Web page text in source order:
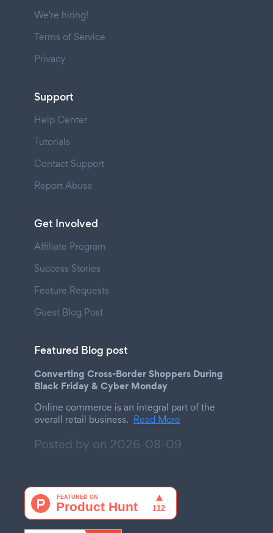
We're hiring!
Terms of Service
Privacy
Support
Help Center
Tutorials
Contact Support
Report Abuse
Get Involved
Affiliate Program
Success Stories
Feature Requests
Guest Blog Post
Featured Blog post
Converting Cross-Border Shoppers During
Black Friday & Cyber Monday
Online commerce is an integral part of the
overall retail business. Read More
Posted by on 2026-08-09